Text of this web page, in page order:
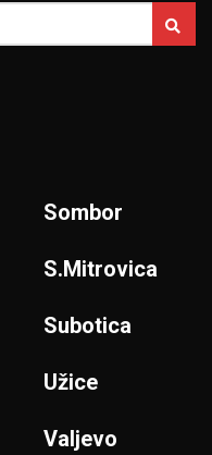
Sombor
S.Mitrovica
Subotica
Užice
Valjevo